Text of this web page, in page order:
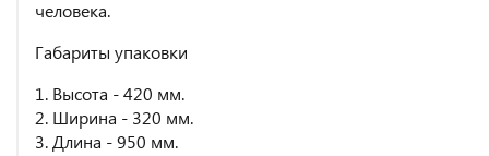
человека.
Габариты упаковки
1. Высота - 420 мм.
2. Ширина - 320 мм.
3. Длина - 950 мм.